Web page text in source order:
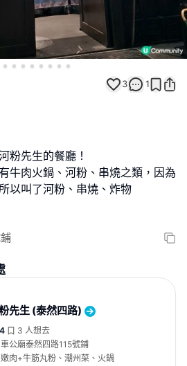
3 1
粉先生的餐廳！
牛肉火鍋、河粉、串燒之類，因為
以叫了河粉、串燒、炸物
先生 (泰然四路)
4 3 人想去
車公廟泰然四路115號鋪
嫩肉+牛筋丸粉、潮州菜、火鍋